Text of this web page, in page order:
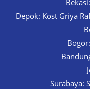
Depok: Kost Griya
Surabaya: